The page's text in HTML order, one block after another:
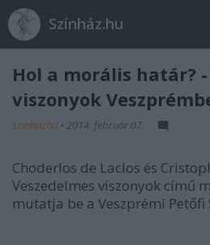
Színház.hu
Hol a morális határ? -
viszonyok
szinhazhu • 2014. február 07.
Choderlos de Laclos és
Veszedelmes viszonyok című
mutatja be a Veszprémi Petőfi